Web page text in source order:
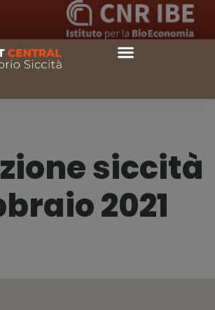
siccità
2021